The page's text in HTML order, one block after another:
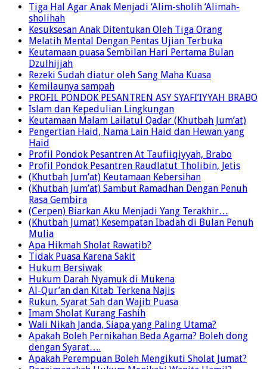
Tiga Hal Agar Anak Menjadi ‘Alim-sholih ‘Alimah-
sholihah
Kesuksesan Anak Ditentukan Oleh Tiga Orang
Melatih Mental Dengan Pentas Ujian Terbuka
Keutamaan puasa Sembilan Hari Pertama Bulan
Dzulhijjah
Rezeki Sudah diatur oleh Sang Maha Kuasa
Kemilaunya sampah
PROFIL PONDOK PESANTREN ASY SYAFI’IYYAH BRABO
Islam dan Kepedulian Lingkungan
Keutamaan Malam Lailatul Qadar (Khutbah Jum’at)
Pengertian Haid, Nama Lain Haid dan Hewan yang
Haid
Profil Pondok Pesantren At Taufiiqiyyah, Brabo
Profil Pondok Pesantren Raudlatut Tholibin, Jetis
(Khutbah Jum’at) Keutamaan Kebersihan
(Khutbah Jum’at) Sambut Ramadhan Dengan Penuh
Rasa Gembira
(Cerpen) Biarkan Aku Menjadi Yang Terakhir…
(Khutbah Jumat) Kesempatan Ibadah di Bulan Penuh
Mulia
Apa Hikmah Sholat Rawatib?
Tidak Puasa Karena Sakit
Hukum Bersiwak
Hukum Darah Nyamuk di Mukena
Al-Qur’an dan Kitab Terkena Najis
Rukun, Syarat Sah dan Wajib Puasa
Imam Sholat Kurang Fashih
Wali Nikah Janda, Siapa yang Paling Utama?
Apakah Boleh Pernikahan Beda Agama? Boleh dong
dengan Syarat….
Apakah Perempuan Boleh Mengikuti Sholat Jumat?